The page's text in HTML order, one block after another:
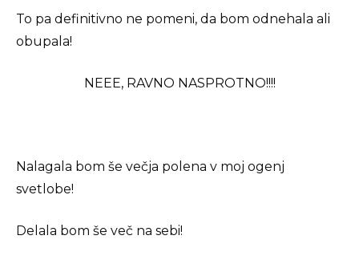
To pa definitivno ne pomeni, da bom odnehala ali
obupala!
NEEE, RAVNO NASPROTNO!!!!
Nalagala bom še večja polena v moj ogenj
svetlobe!
Delala bom še več na sebi!